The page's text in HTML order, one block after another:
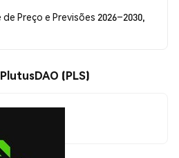
Preço e Previsões 2026–2030,
(PLS)